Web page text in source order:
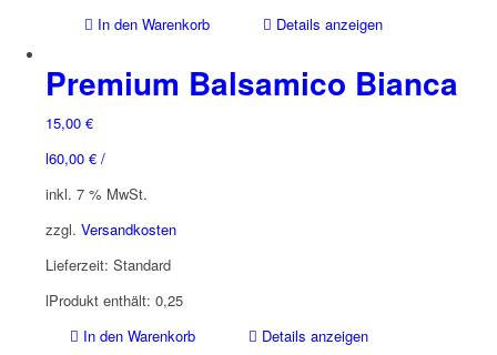
In den Warenkorb Details anzeigen
Premium Balsamico Bianca
15,00 €
60,00 €/
l
inkl. 7 % MwSt.
zzgl. Versandkosten
Lieferzeit: Standard
Produkt enthält: 0,25
l
In den Warenkorb
Details anzeigen